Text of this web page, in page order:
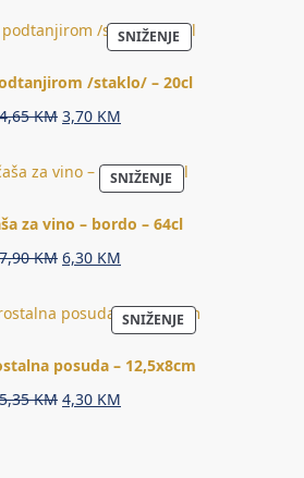
was:
5,45 KM.
is:
3,80 KM.
SNIŽENJEPROIZVOD
NA
AKCIJI
/staklo/ – 20cl
4,65KM Original
was:
4,65 KM.
3,70 KM
is:
3,70 KM.
SNIŽENJEPROIZVOD
NA
AKCIJI
za vino – bordo – 64cl
7,90KM Original
7,90 KM.
6,30 KM
is:
6,30 KM.
SNIŽENJEPROIZVOD
NA
posuda – 12,5x8cm
5,35KM Original
4,30 KM